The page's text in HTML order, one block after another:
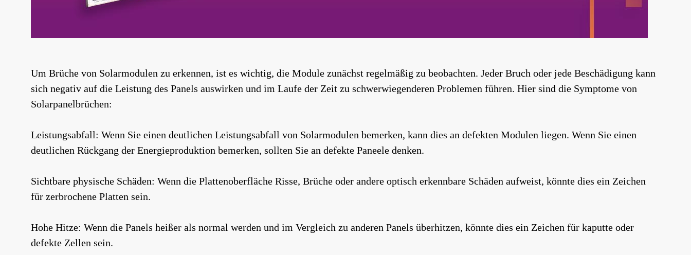
Um Brüche von Solarmodulen zu erkennen, ist es wichtig, die Module zunächst regelmäßig zu beobachten. Jeder Bruch oder jede Beschädigung kann
sich negativ auf die Leistung des Panels auswirken und im Laufe der Zeit zu schwerwiegenderen Problemen führen. Hier sind die Symptome von
Solarpanelbrüchen:
Leistungsabfall: Wenn Sie einen deutlichen Leistungsabfall von Solarmodulen bemerken, kann dies an defekten Modulen liegen. Wenn Sie einen
deutlichen Rückgang der Energieproduktion bemerken, sollten Sie an defekte Paneele denken.
Sichtbare physische Schäden: Wenn die Plattenoberfläche Risse, Brüche oder andere optisch erkennbare Schäden aufweist, könnte dies ein Zeichen
für zerbrochene Platten sein.
Hohe Hitze: Wenn die Panels heißer als normal werden und im Vergleich zu anderen Panels überhitzen, könnte dies ein Zeichen für kaputte oder
defekte Zellen sein.